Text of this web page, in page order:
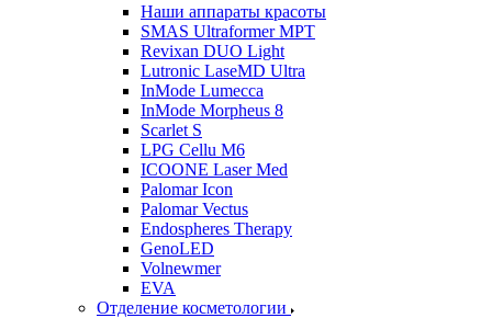
Наши аппараты красоты
SMAS Ultraformer MPT
Revixan DUO Light
Lutronic LaseMD Ultra
InMode Lumecca
InMode Morpheus 8
Scarlet S
LPG Cellu M6
ICOONE Laser Med
Palomar Icon
Palomar Vectus
Endospheres Therapy
GenoLED
Volnewmer
EVA
Отделение косметологии